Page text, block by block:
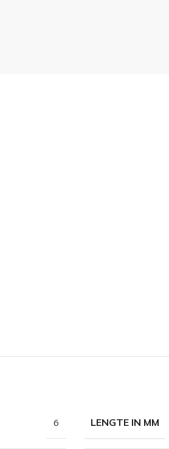
Zelfborende schroeven
Betonschroeven
Vleugelteks schroeven
6 LENGTE IN MM